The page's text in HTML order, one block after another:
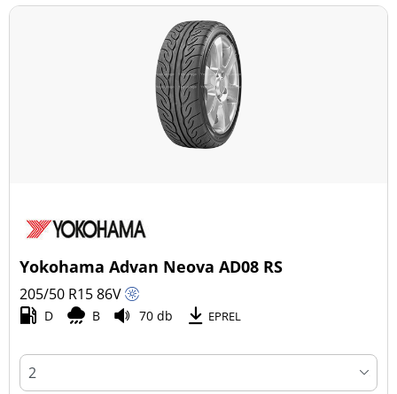
Yokohama Advan Neova AD08 RS
205/50 R1586V
D B 70 db EPREL